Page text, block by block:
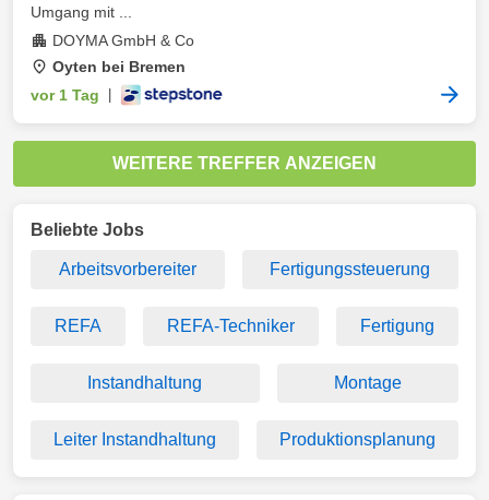
Umgang mit ...
DOYMA GmbH & Co
Oyten bei Bremen
vor 1 Tag
WEITERE TREFFER ANZEIGEN
Beliebte Jobs
Arbeitsvorbereiter Fertigungssteuerung
REFA REFA-Techniker Fertigung
Instandhaltung Montage
Leiter Instandhaltung Produktionsplanung